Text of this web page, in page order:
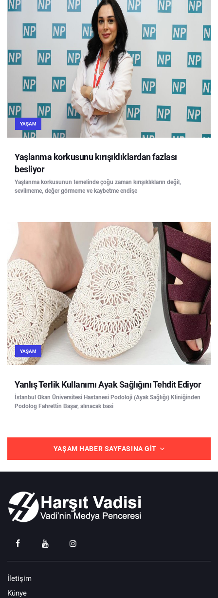
YAŞAM
Yaşlanma korkusunu kırışıklıklardan fazlası
besliyor
Yaşlanma korkusunun temelinde çoğu zaman kırışıklıkların değil,
sevilmeme, değer görmeme ve kaybetme endişe
YAŞAM
Yanlış Terlik Kullanımı Ayak Sağlığını Tehdit Ediyor
İstanbul Okan Üniversitesi Hastanesi Podoloji (Ayak Sağlığı) Kliniğinden
Podolog Fahrettin Başar, alınacak basi
YAŞAM HABER SAYFASINA GIT
İletişim
Künye